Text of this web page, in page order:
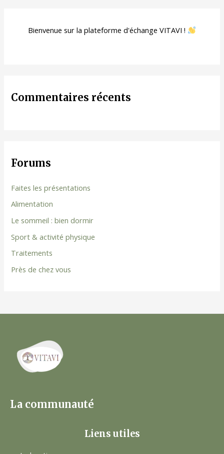
Bienvenue sur la plateforme d'échange VITAVI !
Commentaires récents
Forums
Faites les présentations
Alimentation
Le sommeil : bien dormir
Sport & activité physique
Traitements
Près de chez vous
La communauté
Liens utiles